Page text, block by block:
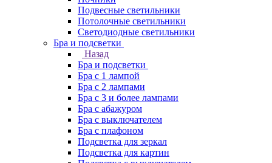
Подвесные светильники
Потолочные светильники
Светодиодные светильники
Бра и подсветки
Назад
Бра и подсветки
Бра с 1 лампой
Бра с 2 лампами
Бра с 3 и более лампами
Бра с абажуром
Бра с выключателем
Бра с плафоном
Подсветка для зеркал
Подсветка для картин